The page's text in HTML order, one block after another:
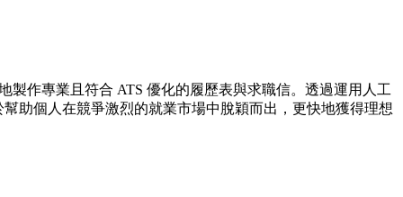
製作專業且符合 ATS 優化的履歷表與求職信。透過運用人工
助個人在競爭激烈的就業市場中脫穎而出，更快地獲得理想